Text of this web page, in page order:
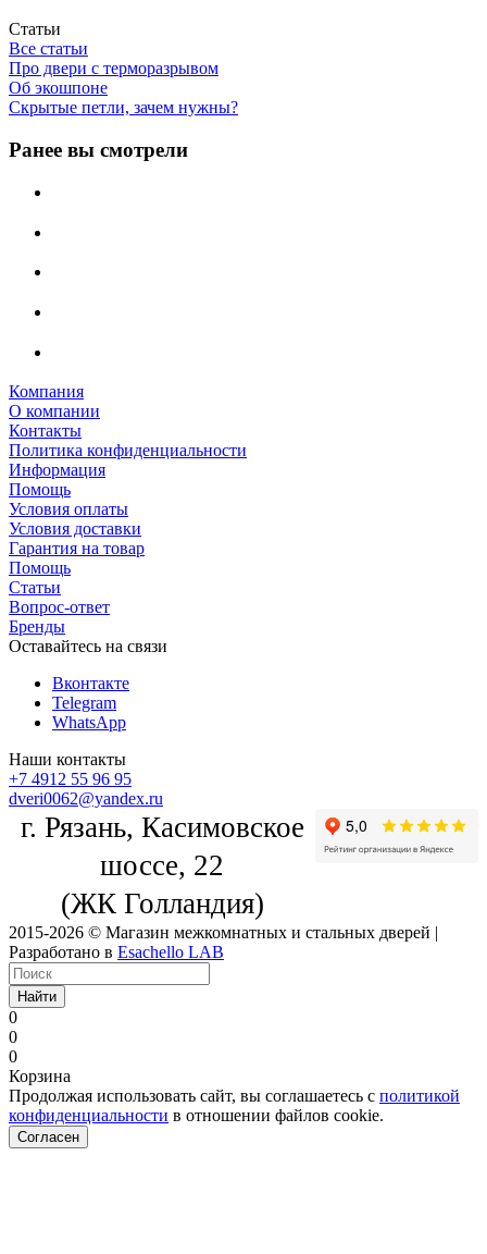
Статьи
Все статьи
Про двери с терморазрывом
Об экошпоне
Скрытые петли, зачем нужны?
Ранее вы смотрели
Компания
О компании
Контакты
Политика конфиденциальности
Информация
Помощь
Условия оплаты
Условия доставки
Гарантия на товар
Помощь
Статьи
Вопрос-ответ
Бренды
Оставайтесь на связи
Вконтакте
Telegram
WhatsApp
Наши контакты
+7 4912 55 96 95
dveri0062@yandex.ru
г. Рязань, Касимовское
шоссе, 22
(ЖК Голландия)
2015-2026 © Магазин межкомнатных и стальных дверей |
Разработано в Esachello LAB
Найти
0
0
0
Корзина
Продолжая использовать сайт, вы соглашаетесь с политикой
конфиденциальности в отношении файлов cookie.
Согласен